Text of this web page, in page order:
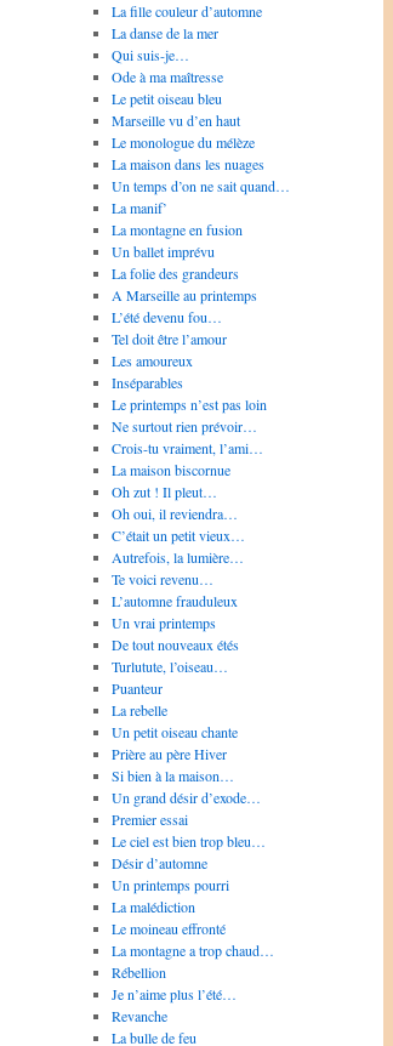
La fille couleur d’automne
La danse de la mer
Qui suis-je…
Ode à ma maîtresse
Le petit oiseau bleu
Marseille vu d’en haut
Le monologue du mélèze
La maison dans les nuages
Un temps d’on ne sait quand…
La manif’
La montagne en fusion
Un ballet imprévu
La folie des grandeurs
A Marseille au printemps
L’été devenu fou…
Tel doit être l’amour
Les amoureux
Inséparables
Le printemps n’est pas loin
Ne surtout rien prévoir…
Crois-tu vraiment, l’ami…
La maison biscornue
Oh zut ! Il pleut…
Oh oui, il reviendra…
C’était un petit vieux…
Autrefois, la lumière…
Te voici revenu…
L’automne frauduleux
Un vrai printemps
De tout nouveaux étés
Turlutute, l’oiseau…
Puanteur
La rebelle
Un petit oiseau chante
Prière au père Hiver
Si bien à la maison…
Un grand désir d’exode…
Premier essai
Le ciel est bien trop bleu…
Désir d’automne
Un printemps pourri
La malédiction
Le moineau effronté
La montagne a trop chaud…
Rébellion
Je n’aime plus l’été…
Revanche
La bulle de feu